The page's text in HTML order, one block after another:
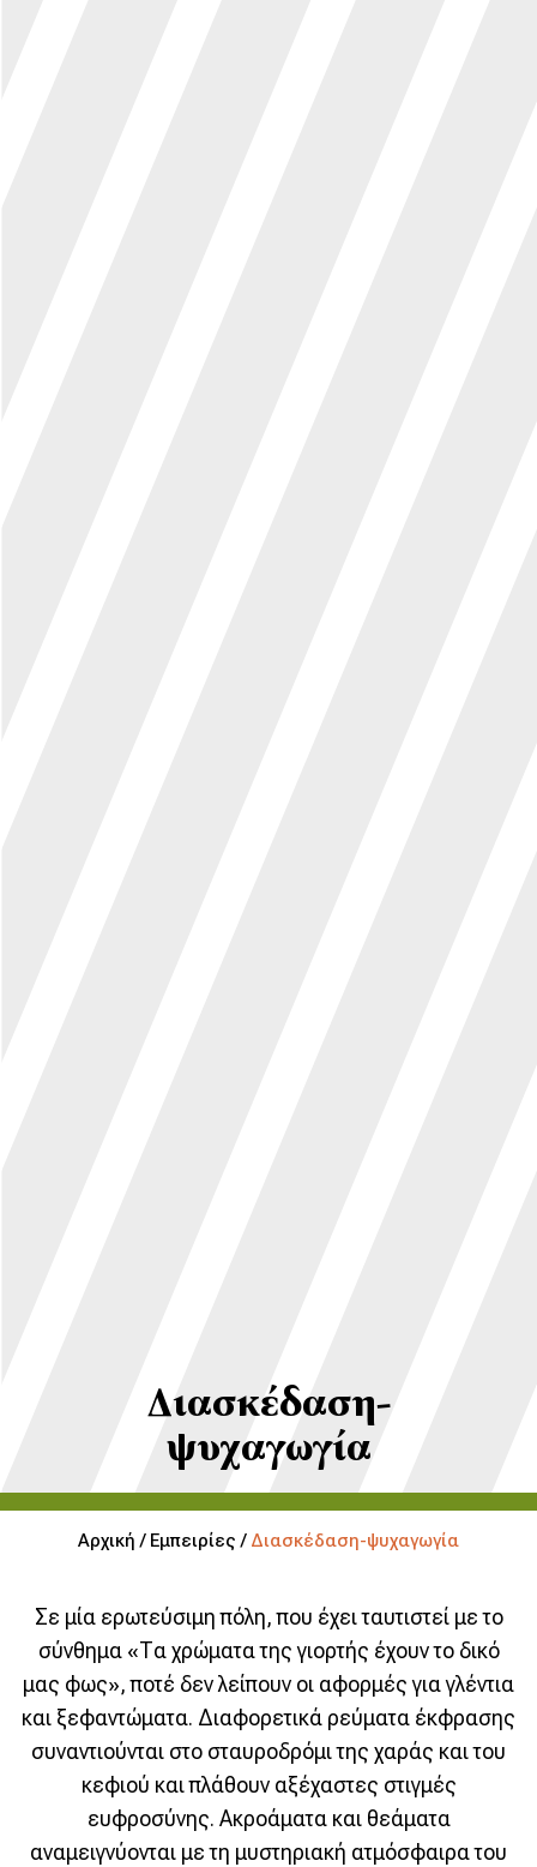
Διασκέδαση-
ψυχαγωγία
Αρχική / Εμπειρίες / Διασκέδαση-ψυχαγωγία
Σε μία ερωτεύσιμη πόλη, που έχει ταυτιστεί με το
σύνθημα «Τα χρώματα της γιορτής έχουν το δικό
μας φως», ποτέ δεν λείπουν οι αφορμές για γλέντια
και ξεφαντώματα. Διαφορετικά ρεύματα έκφρασης
συναντιούνται στο σταυροδρόμι της χαράς και του
κεφιού και πλάθουν αξέχαστες στιγμές
ευφροσύνης. Ακροάματα και θεάματα
αναμειγνύονται με τη μυστηριακή ατμόσφαιρα του